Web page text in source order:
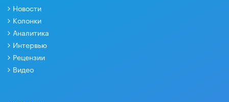
Новости
Колонки
Аналитика
Интервью
Рецензии
Видео